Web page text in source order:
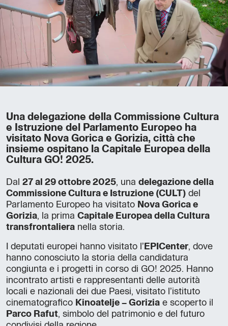
Una delegazione della Commissione Cultura
e Istruzione del Parlamento Europeo ha
visitato Nova Gorica e Gorizia, città che
insieme ospitano la Capitale Europea della
Cultura GO! 2025.
Dal 27 al 29 ottobre 2025, una delegazione della
Commissione Cultura e Istruzione (CULT) del
Parlamento Europeo ha visitato Nova Gorica e
Gorizia, la prima Capitale Europea della Cultura
transfrontaliera nella storia.
I deputati europei hanno visitato l’ EPICenter, dove
hanno conosciuto la storia della candidatura
congiunta e i progetti in corso di GO! 2025. Hanno
incontrato artisti e rappresentanti delle autorità
locali e nazionali dei due Paesi, visitato l’istituto
cinematografico Kinoatelje – Gorizia e scoperto il
Parco Rafut, simbolo del patrimonio e del futuro